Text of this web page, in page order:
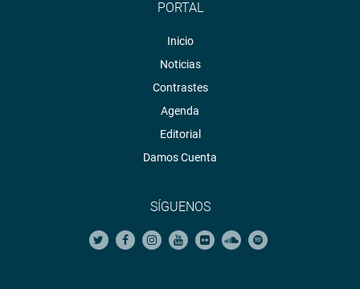
PORTAL
Inicio
Noticias
Contrastes
Agenda
Editorial
Damos Cuenta
SÍGUENOS